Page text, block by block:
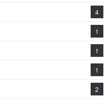
4
1
1
1
2